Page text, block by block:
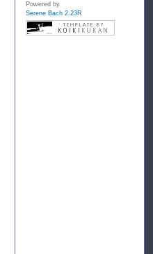
Powered by
Serene Bach 2.23R